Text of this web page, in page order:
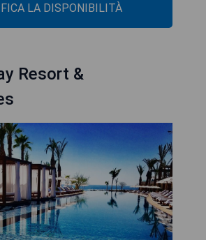
LA DISPONIBILITÀ
Resort &